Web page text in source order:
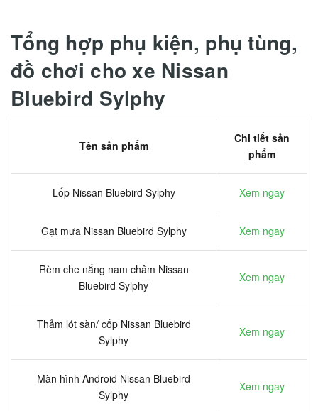
Tổng hợp phụ kiện, phụ tùng,
đồ chơi cho xe Nissan
Bluebird Sylphy
Tên sản phẩm
Chi tiết sản
phẩm
Lốp Nissan Bluebird Sylphy Xem ngay
Gạt mưa Nissan Bluebird Sylphy Xem ngay
Rèm che nắng nam châm Nissan
Bluebird Sylphy
Xem ngay
Thảm lót sàn/ cốp Nissan Bluebird
Sylphy
Xem ngay
Màn hình Android Nissan Bluebird
Sylphy
Xem ngay